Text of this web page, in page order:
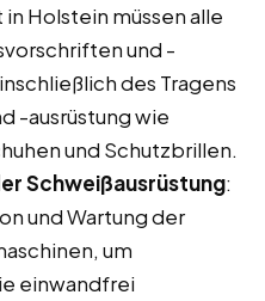
Holstein müssen alle
und -
des Tragens
-ausrüstung wie
und Schutzbrillen.
Schweißausrüstung:
und Wartung der
um
einwandfrei